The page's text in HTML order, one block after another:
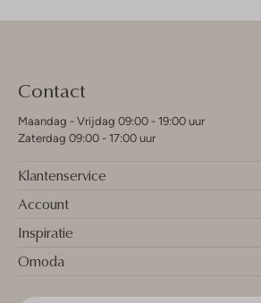
Contact
Maandag - Vrijdag 09:00 - 19:00 uur
Zaterdag 09:00 - 17:00 uur
Klantenservice
Account
Inspiratie
Omoda